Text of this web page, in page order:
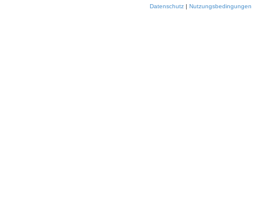
Datenschutz
Nutzungsbedingungen